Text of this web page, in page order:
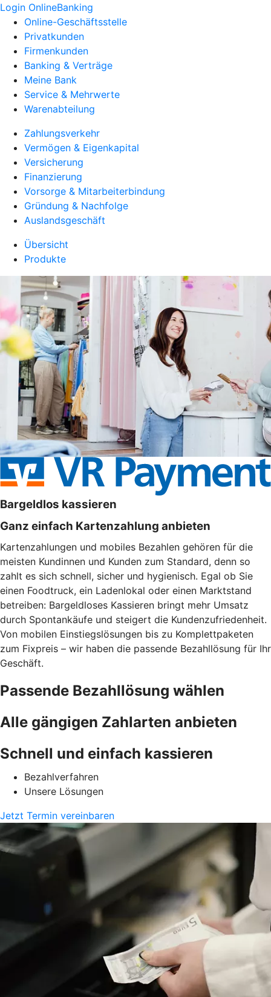
Login OnlineBanking
Online-Geschäftsstelle
Privatkunden
Firmenkunden
Banking & Verträge
Meine Bank
Service & Mehrwerte
Warenabteilung
Zahlungsverkehr
Vermögen & Eigenkapital
Versicherung
Finanzierung
Vorsorge & Mitarbeiterbindung
Gründung & Nachfolge
Auslandsgeschäft
Übersicht
Produkte
Bargeldlos kassieren
Ganz einfach Kartenzahlung anbieten
Kartenzahlungen und mobiles Bezahlen gehören für die
meisten Kundinnen und Kunden zum Standard, denn so
zahlt es sich schnell, sicher und hygienisch. Egal ob Sie
einen Foodtruck, ein Ladenlokal oder einen Marktstand
betreiben: Bargeldloses Kassieren bringt mehr Umsatz
durch Spontankäufe und steigert die Kundenzufriedenheit.
Von mobilen Einstiegslösungen bis zu Komplettpaketen
zum Fixpreis – wir haben die passende Bezahllösung für Ihr
Geschäft.
Passende Bezahllösung wählen
Alle gängigen Zahlarten anbieten
Schnell und einfach kassieren
Bezahlverfahren
Unsere Lösungen
Jetzt Termin vereinbaren